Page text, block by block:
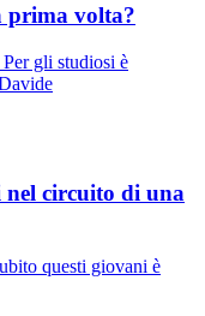
prima volta?
gli studiosi è
nel circuito di una
questi giovani è